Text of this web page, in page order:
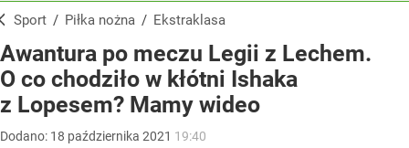
Sport / Piłka nożna / Ekstraklasa
Awantura po meczu Legii z Lechem.
O co chodziło w kłótni Ishaka
z Lopesem? Mamy wideo
Dodano: 18 października 2021 19:40